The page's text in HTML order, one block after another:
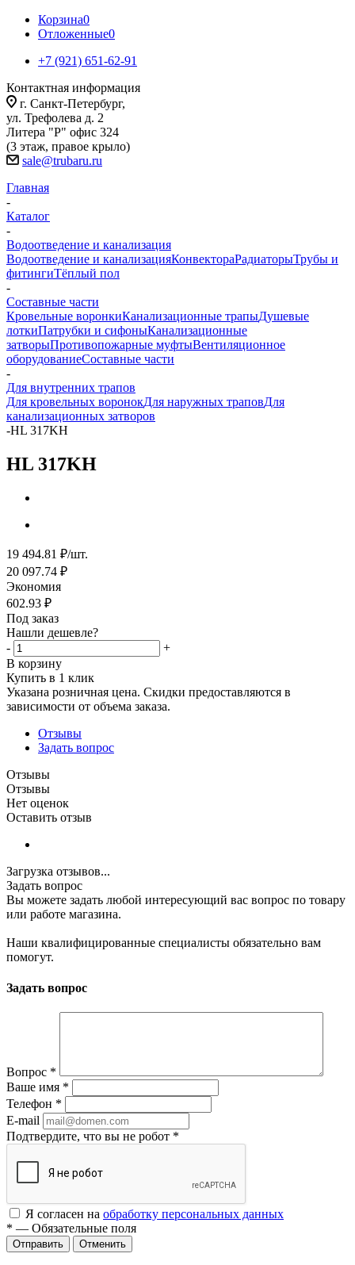
Корзина0
Отложенные0
+7 (921) 651-62-91
Контактная информация
г. Санкт-Петербург,
ул. Трефолева д. 2
Литера "Р" офис 324
(3 этаж, правое крыло)
sale@trubaru.ru
Главная
-
Каталог
-
Водоотведение и канализация
Водоотведение и канализацияКонвектораРадиаторыТрубы и
фитингиТёплый пол
-
Составные части
Кровельные воронкиКанализационные трапыДушевые
лоткиПатрубки и сифоныКанализационные
затворыПротивопожарные муфтыВентиляционное
оборудованиеСоставные части
-
Для внутренних трапов
Для кровельных воронокДля наружных траповДля
канализационных затворов
-HL 317KH
HL 317KH
19 494.81 ₽/шт.
20 097.74 ₽
Экономия
602.93 ₽
Под заказ
Нашли дешевле?
-
+
В корзину
Купить в 1 клик
Указана розничная цена. Скидки предоставляются в
зависимости от объема заказа.
Отзывы
Задать вопрос
Отзывы
Отзывы
Нет оценок
Оставить отзыв
Загрузка отзывов...
Задать вопрос
Вы можете задать любой интересующий вас вопрос по товару
или работе магазина.
Наши квалифицированные специалисты обязательно вам
помогут.
Задать вопрос
Вопрос *
Ваше имя *
Телефон *
E-mail
Подтвердите, что вы не робот *
Я согласен на обработку персональных данных
* — Обязательные поля
Отменить